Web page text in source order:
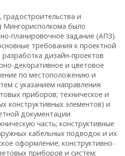
и
Мингорисполкома было
планировочное задание (АПЗ).
требования к проектной
дизайн-проектов
декоративное и цветовое
по местоположению и
с указанием направления
приборов; техническое и
конструктивных элементов) и
документации
часть; конструктивные
кабельных подводок и их
оформление; конструктивно-
приборов и систем;